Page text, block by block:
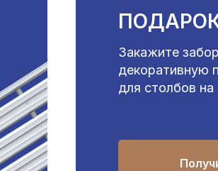
Закажите
декоративную
для столбов